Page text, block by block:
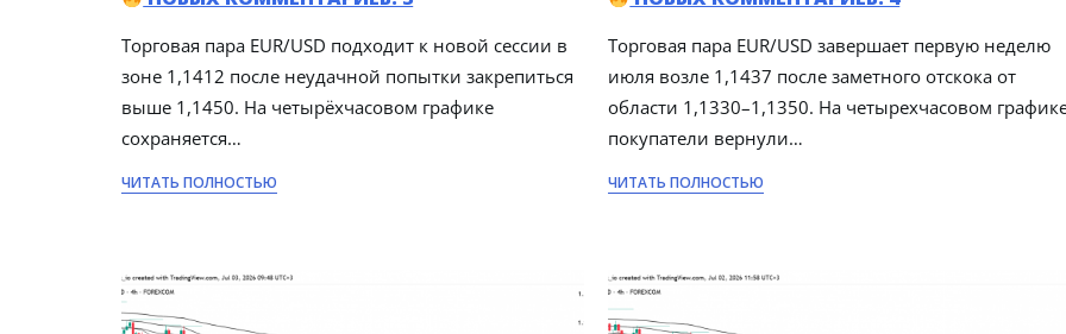
Торговая пара EUR/USD подходит к новой сессии в
зоне 1,1412 после неудачной попытки закрепиться
выше 1,1450. На четырёхчасовом графике
сохраняется…
ЧИТАТЬ ПОЛНОСТЬЮ
Торговая пара EUR/USD завершает первую неделю
июля возле 1,1437 после заметного отскока от
области 1,1330–1,1350. На четырехчасовом
покупатели вернули…
ЧИТАТЬ ПОЛНОСТЬЮ